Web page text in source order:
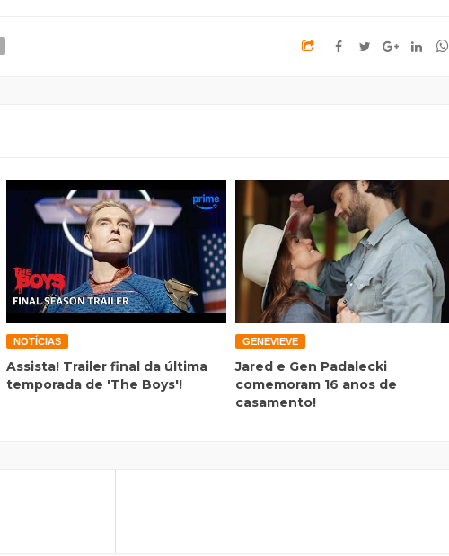
NOTÍCIAS
Assista! Trailer final da última
temporada de 'The Boys'!
GENEVIEVE
Jared e Gen Padalecki
comemoram 16 anos de
casamento!